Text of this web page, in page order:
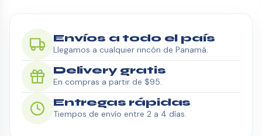
Envíos a todo el país
Llegamos a cualquier rincón de Panamá.
Delivery gratis
En compras a partir de $95.
Entregas rápidas
Tiempos de envío entre 2 a 4 días.